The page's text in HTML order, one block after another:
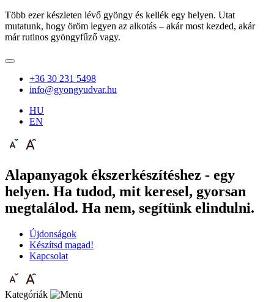
Több ezer készleten lévő gyöngy és kellék egy helyen. Utat
mutatunk, hogy öröm legyen az alkotás – akár most kezded, akár
már rutinos gyöngyfűző vagy.
+36 30 231 5498
info@gyongyudvar.hu
HU
EN
Alapanyagok ékszerkészítéshez - egy
helyen. Ha tudod, mit keresel, gyorsan
megtalálod. Ha nem, segítünk elindulni.
Újdonságok
Készítsd magad!
Kapcsolat
Kategóriák